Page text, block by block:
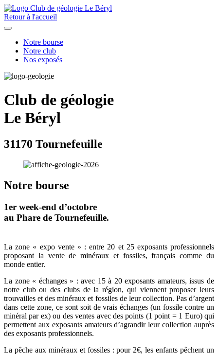
Retour à l'accueil
Notre bourse
Notre club
Nos exposés
Club de géologie
Le Béryl
31170 Tournefeuille
Notre bourse
1er week-end d’octobre
au Phare de Tournefeuille.
La zone « expo vente » : entre 20 et 25 exposants professionnels
proposant la vente de minéraux et fossiles, français comme du
monde entier.
La zone « échanges » : avec 15 à 20 exposants amateurs, issus de
notre club ou des clubs de la région, qui viennent proposer leurs
trouvailles et des minéraux et fossiles de leur collection. Pas d’argent
dans cette zone, ce sont soit de vrais échanges (un fossile contre un
minéral par ex) ou des ventes avec des points (1 point = 1 Euro) qui
permettent aux exposants amateurs d’agrandir leur collection auprès
des exposants professionnels.
La pêche aux minéraux et fossiles : pour 2€, les enfants pêchent un